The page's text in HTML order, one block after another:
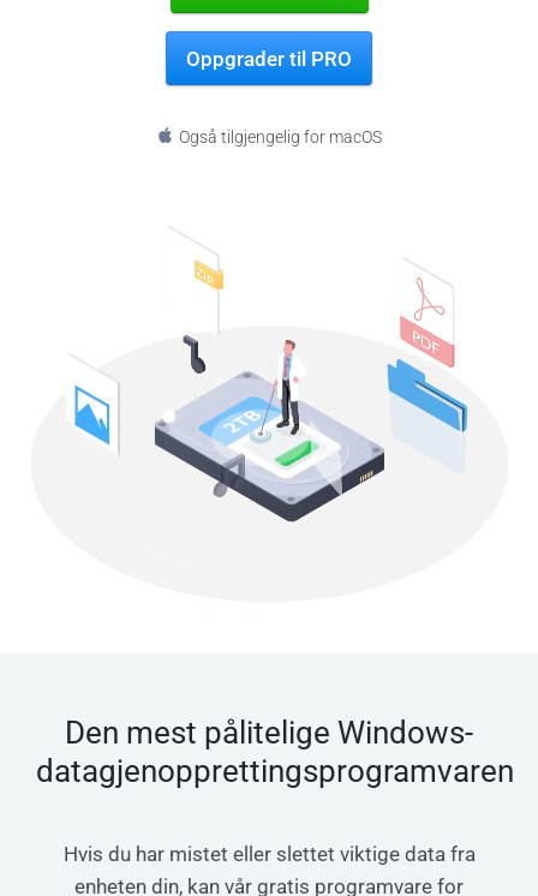
Oppgrader til PRO
Også tilgjengelig for macOS
Den mest pålitelige Windows-
datagjenopprettingsprogramvaren
Hvis du har mistet eller slettet viktige data fra
enheten din, kan vår gratis programvare for